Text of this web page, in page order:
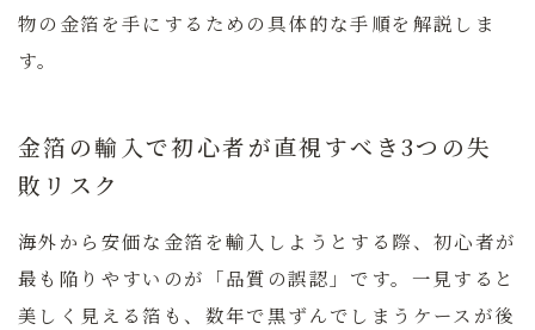
物の金箔を手にするための具体的な手順を解説しま
す。
金箔の輸入で初心者が直視すべき3つの失
敗リスク
海外から安価な金箔を輸入しようとする際、初心者が
最も陥りやすいのが「品質の誤認」です。一見すると
美しく見える箔も、数年で黒ずんでしまうケースが後